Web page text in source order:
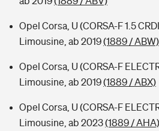
Opel Corsa, U (CORSA-F 1.5
Limousine, ab 2019(1889 / ABW)
Opel Corsa, U (CORSA-F
Limousine, ab 2019(1889 / ABX)
Opel Corsa, U (CORSA-F
Limousine, ab 2023(1889 / AHA)